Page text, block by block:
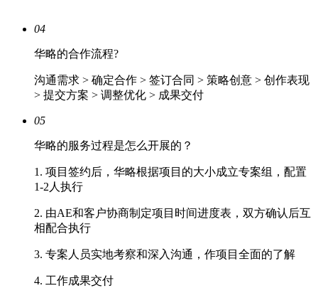
04
华略的合作流程?
沟通需求 > 确定合作 > 签订合同 > 策略创意 > 创作表现
> 提交方案 > 调整优化 > 成果交付
05
华略的服务过程是怎么开展的？
1. 项目签约后，华略根据项目的大小成立专案组，配置
1-2人执行
2. 由AE和客户协商制定项目时间进度表，双方确认后互
相配合执行
3. 专案人员实地考察和深入沟通，作项目全面的了解
4. 工作成果交付